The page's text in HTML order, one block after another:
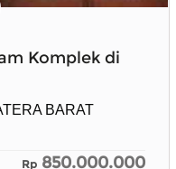
Komplek di
BARAT
Rp 850.000.000